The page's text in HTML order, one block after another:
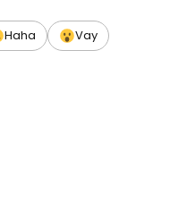
Haha
Vay